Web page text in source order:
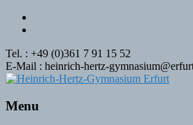
Tel. : +49 (0)361 7 91 15 52
E-Mail : heinrich-hertz-
Menu